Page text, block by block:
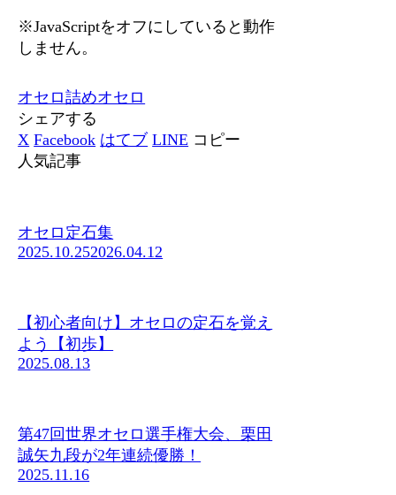
※JavaScriptをオフにしていると動作
しません。
オセロ詰めオセロ
シェアする
X Facebook はてブ LINE コピー
人気記事
オセロ定石集
2025.10.252026.04.12
【初心者向け】オセロの定石を覚え
よう【初歩】
2025.08.13
第47回世界オセロ選手権大会、栗田
誠矢九段が2年連続優勝！
2025.11.16